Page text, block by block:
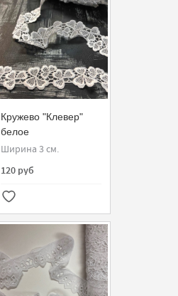
Кружево "Клевер"
белое
Ширина 3 см.
120 руб